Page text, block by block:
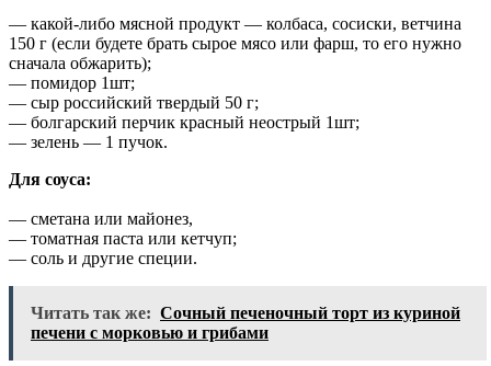
— какой-либо мясной продукт — колбаса, сосиски, ветчина
150 г (если будете брать сырое мясо или фарш, то его нужно
сначала обжарить);
— помидор 1шт;
— сыр российский твердый 50 г;
— болгарский перчик красный неострый 1шт;
— зелень — 1 пучок.
Для соуса:
— сметана или майонез,
— томатная паста или кетчуп;
— соль и другие специи.
Читать так же: Сочный печеночный торт из куриной
печени с морковью и грибами